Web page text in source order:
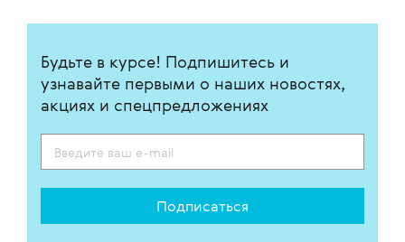
Будьте в курсе! Подпишитесь и
узнавайте первыми о наших новостях,
акциях и спецпредложениях
Подписаться